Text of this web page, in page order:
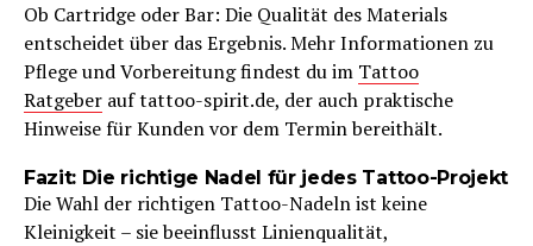
Ob Cartridge oder Bar: Die Qualität des Materials
entscheidet über das Ergebnis. Mehr Informationen zu
Pflege und Vorbereitung findest du im Tattoo
Ratgeber auf tattoo-spirit.de, der auch praktische
Hinweise für Kunden vor dem Termin bereithält.
Fazit: Die richtige Nadel für jedes Tattoo-Projekt
Die Wahl der richtigen Tattoo-Nadeln ist keine
Kleinigkeit – sie beeinflusst Linienqualität,